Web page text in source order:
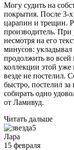
Могу судить на
покрытия. После 3-х
царапин и трещин.
производитель. При
несмотря на его
минусов: укладывал
продолжить во всей
коллекции этой уже
везде не постелил.
быстро, постелил
собирать одно
от Ламивуд.
Читать дальше
5
Лара
15 февраля